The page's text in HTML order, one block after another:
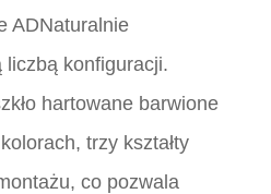
ADNaturalnie
konfiguracji.
hartowane barwione
trzy kształty
co pozwala